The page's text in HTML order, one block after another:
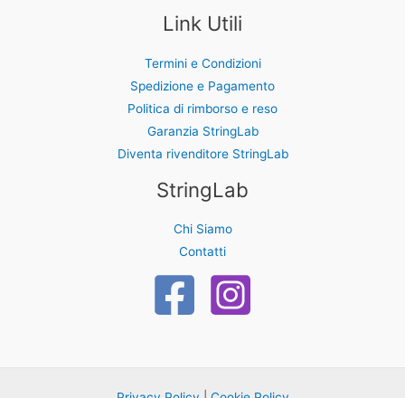
Link Utili
Termini e Condizioni
Spedizione e Pagamento
Politica di rimborso e reso
Garanzia StringLab
Diventa rivenditore StringLab
StringLab
Chi Siamo
Contatti